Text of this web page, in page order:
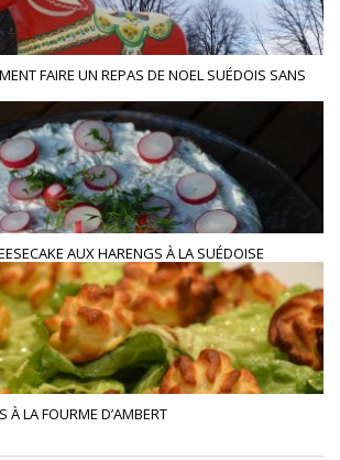
FAIRE UN REPAS DE NOEL SUÉDOIS SANS
AUX HARENGS À LA SUÉDOISE
À LA FOURME D’AMBERT